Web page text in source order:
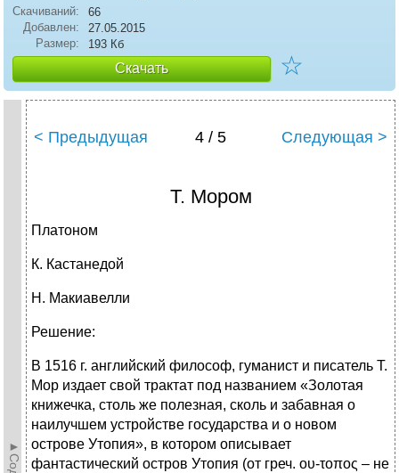
Скачиваний:
66
Добавлен:
27.05.2015
Размер:
193 Кб
Скачать ☆
< Предыдущая 4 / 5 Следующая >
Т. Мором
Платоном
К. Кастанедой
Н. Макиавелли
Решение:
В 1516 г. английский философ, гуманист и писатель Т.
Мор издает свой трактат под названием «Золотая
книжечка, столь же полезная, сколь и забавная о
наилучшем устройстве государства и о новом
острове Утопия», в котором описывает
фантастический остров Утопия (от греч. ου-τοπος – не